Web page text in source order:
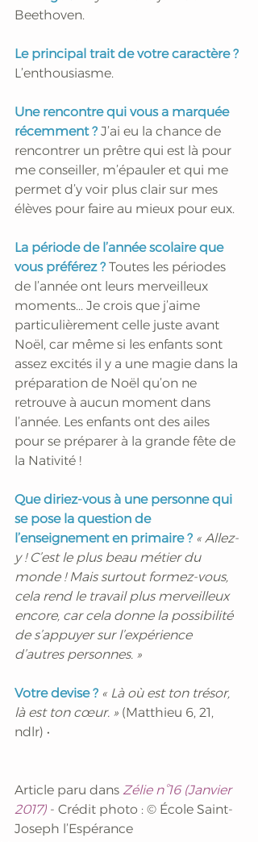
Beethoven.
Le principal trait de votre caractère ?
L’enthousiasme.
Une rencontre qui vous a marquée
récemment ? J’ai eu la chance de
rencontrer un prêtre qui est là pour
me conseiller, m’épauler et qui me
permet d’y voir plus clair sur mes
élèves pour faire au mieux pour eux.
La période de l’année scolaire que
vous préférez ? Toutes les périodes
de l’année ont leurs merveilleux
moments... Je crois que j’aime
particulièrement celle juste avant
Noël, car même si les enfants sont
assez excités il y a une magie dans la
préparation de Noël qu’on ne
retrouve à aucun moment dans
l’année. Les enfants ont des ailes
pour se préparer à la grande fête de
la Nativité !
Que diriez-vous à une personne qui
se pose la question de
l’enseignement en primaire ? « Allez-
y ! C’est le plus beau métier du
monde ! Mais surtout formez-vous,
cela rend le travail plus merveilleux
encore, car cela donne la possibilité
de s’appuyer sur l’expérience
d’autres personnes. »
Votre devise ? « Là où est ton trésor,
là est ton cœur. » (Matthieu 6, 21,
ndlr) •
Article paru dans Zélie n°16 (Janvier
2017) - Crédit photo : © École Saint-
Joseph l’Espérance